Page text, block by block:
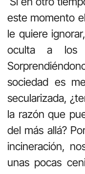
este momento
le quiere
oculta a los
sociedad es
secularizada,
la razón que
del más allá?
incineración,
unas pocas